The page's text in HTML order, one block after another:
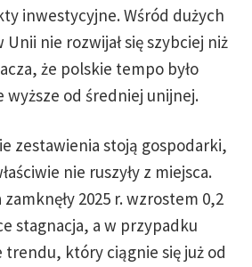
inwestycyjne. Wśród dużych
nie rozwijał się szybciej niż
że polskie tempo było
od średniej unijnej.
zestawienia stoją gospodarki,
nie ruszyły z miejsca.
2025 r. wzrostem 0,2
stagnacja, a w przypadku
który ciągnie się już od